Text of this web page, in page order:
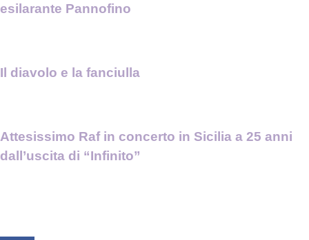
esilarante Pannofino
Il diavolo e la fanciulla
Attesissimo Raf in concerto in Sicilia a 25 anni
dall’uscita di “Infinito”